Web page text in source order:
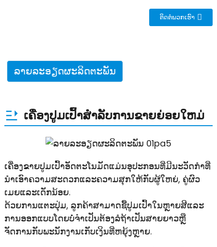
ຕິດຕໍ່ພວກເຮົາ
ລາຍ​ລະ​ອຽດ​ຜະ​ລິດ​ຕະ​ພັນ​
ເຄື່ອງປູມເປົ້າສໍາລັບການຂາຍຍ່ອຍໃຫມ່
ເຄື່ອງຂາຍປູມເປົ້າອັດຕະໂນມັດແມ່ນອຸປະກອນທີ່ມີນະວັດກໍາທີ່
ນໍາເອົາຄວາມສະດວກແລະຄວາມສຸກໃຫ້ກັບຜູ້ໃຫຍ່, ຄູ່ຜົວ
ເມຍແລະເດັກນ້ອຍ.
ດ້ວຍການແຕະປຸ່ມ, ລູກຄ້າສາມາດຊື້ປູມເປົ້າໃນຫຼາຍສີແລະ
ການອອກແບບໂດຍບໍ່ຈໍາເປັນຕ້ອງລໍຖ້າເປັນສາຍຍາວຫຼື
ຈັດການກັບພະນັກງານເກັບເງິນທີ່ຫຍຸ້ງຫຼາຍ.